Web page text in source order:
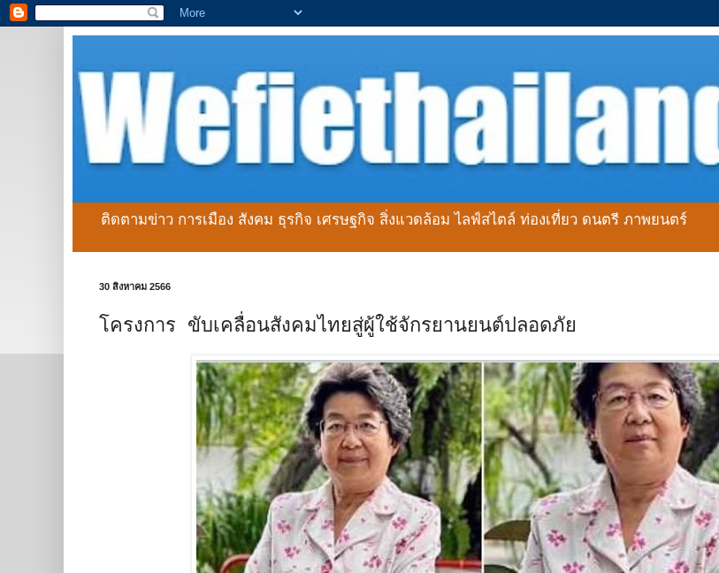
ติดตามข่าว การเมือง สังคม ธุรกิจ เศรษฐกิจ สิ่งแวดล้อม ไลฟ์สไตล์ ท่องเที่ยว ดนตรี ภาพยนตร์
30 สิงหาคม 2566
โครงการ ขับเคลื่อนสังคมไทยสู่ผู้ใช้จักรยานยนต์ปลอดภัย